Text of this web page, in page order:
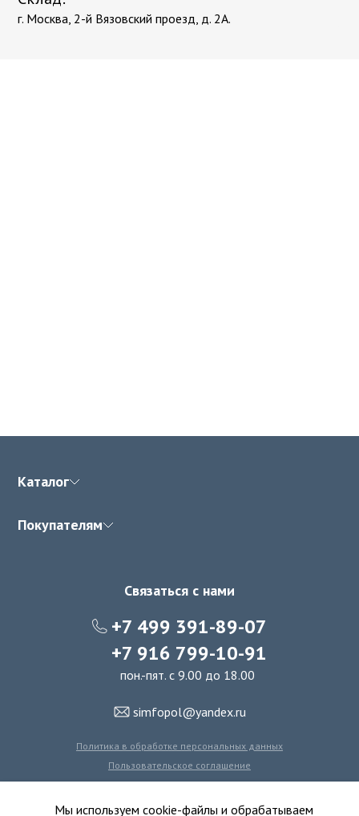
г. Москва, 2-й Вязовский проезд, д. 2А.
Каталог
Покупателям
Связаться с нами
+7 499 391-89-07
+7 916 799-10-91
пон.-пят. с 9.00 до 18.00
simfopol@yandex.ru
Политика в обработке персональных данных
Пользовательское соглашение
Политика использования файлов cookie
Мы используем cookie-файлы и обрабатываем